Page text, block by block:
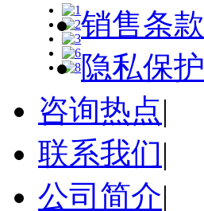
销售条款
隐私保护
咨询热点|
联系我们|
公司简介|